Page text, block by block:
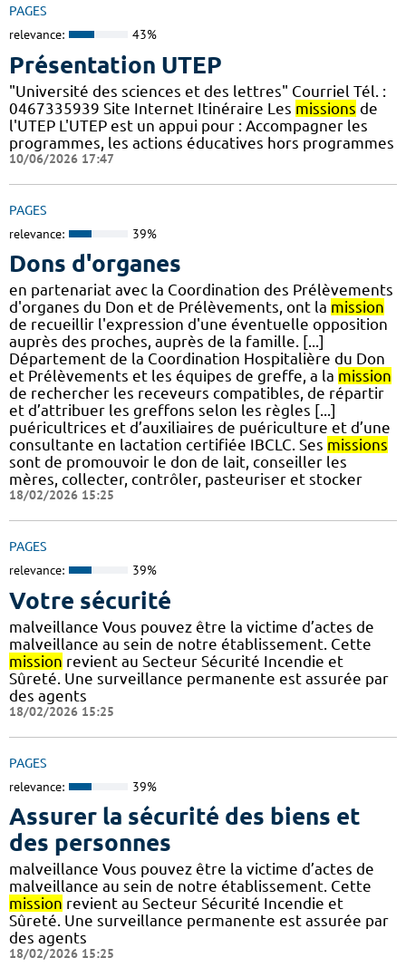
PAGES
relevance: 43%
Présentation UTEP
"Université des sciences et des lettres" Courriel Tél. :
0467335939 Site Internet Itinéraire Les missions de
l'UTEP L'UTEP est un appui pour : Accompagner les
programmes, les actions éducatives hors programmes
10/06/2026 17:47
PAGES
relevance: 39%
Dons d'organes
en partenariat avec la Coordination des Prélèvements
d'organes du Don et de Prélèvements, ont la mission
de recueillir l'expression d'une éventuelle opposition
auprès des proches, auprès de la famille. [...]
Département de la Coordination Hospitalière du Don
et Prélèvements et les équipes de greffe, a la mission
de rechercher les receveurs compatibles, de répartir
et d’attribuer les greffons selon les règles [...]
puéricultrices et d’auxiliaires de puériculture et d’une
consultante en lactation certifiée IBCLC. Ses missions
sont de promouvoir le don de lait, conseiller les
mères, collecter, contrôler, pasteuriser et stocker
18/02/2026 15:25
PAGES
relevance: 39%
Votre sécurité
malveillance Vous pouvez être la victime d’actes de
malveillance au sein de notre établissement. Cette
mission revient au Secteur Sécurité Incendie et
Sûreté. Une surveillance permanente est assurée par
des agents
18/02/2026 15:25
PAGES
relevance: 39%
Assurer la sécurité des biens et
des personnes
malveillance Vous pouvez être la victime d’actes de
malveillance au sein de notre établissement. Cette
mission revient au Secteur Sécurité Incendie et
Sûreté. Une surveillance permanente est assurée par
des agents
18/02/2026 15:25